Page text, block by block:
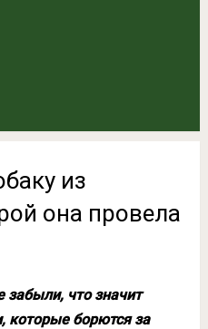
из
она провела
забыли, что значит
которые борются за